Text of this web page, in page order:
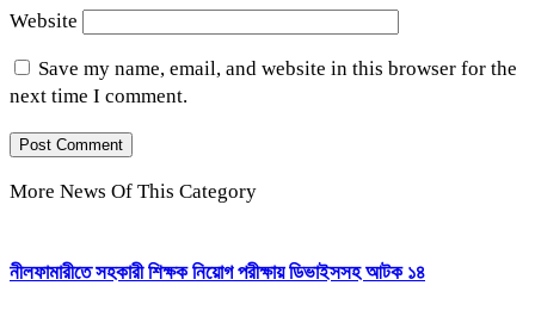
Website
Save my name, email, and website in this browser for the
next time I comment.
More News Of This Category
নীলফামারীতে সহকারী শিক্ষক নিয়োগ পরীক্ষায় ডিভাইসসহ আটক ১৪